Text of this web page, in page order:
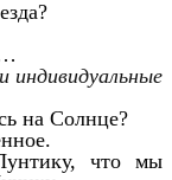
индивидуальные
на Солнце?
что мы